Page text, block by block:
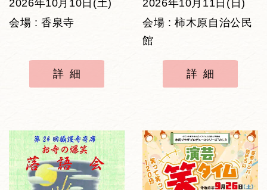
2026年10月10日(土)
会場 : 香泉寺
詳細
2026年10月11日(日)
会場 : 柿木原自治公民
館
詳細